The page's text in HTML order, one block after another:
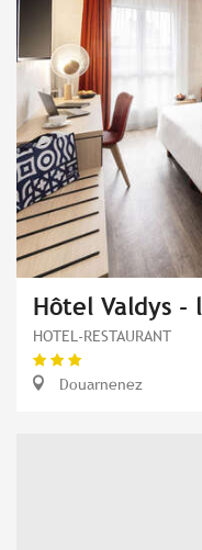
Hôtel Valdys -
HOTEL-RESTAURANT
Douarnenez